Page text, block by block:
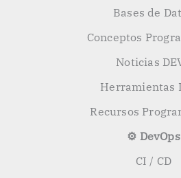
Bases de
Conceptos
Noticias
Herramientas
Recursos
⚙️ DevOps
CI / CD